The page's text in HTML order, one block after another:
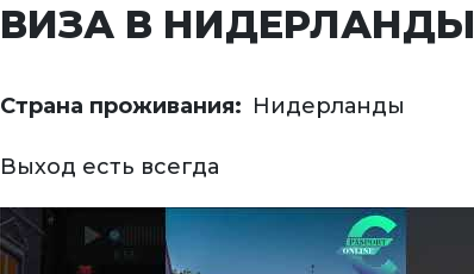
ВИЗА В НИДЕРЛАНДЫ
Страна проживания Нидерланды
Выход есть всегда